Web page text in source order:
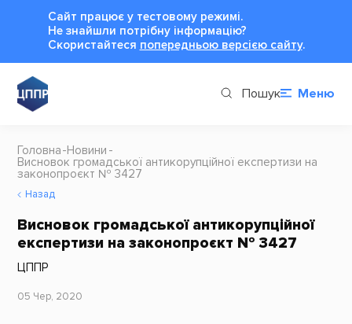
Сайт працює у тестовому режимі.
Не знайшли потрібну інформацію?
Cкористайтеся попередньою версією сайту.
Пошук Меню
Головна Новини
Висновок громадської антикорупційної експертизи на
законопроєкт № 3427
Назад
Висновок громадської антикорупційної
експертизи на законопроєкт № 3427
ЦППР
05 Чер, 2020